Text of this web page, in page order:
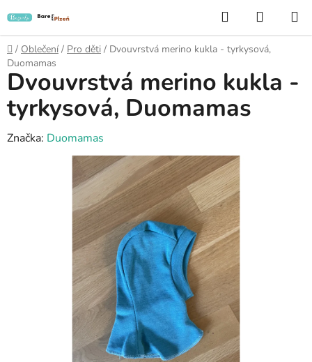
na
obsah
Hledat
KOŠÍK
Domů
/ Oblečení / Pro děti / Dvouvrstvá merino kukla - tyrkysová,
Duomamas
Dvouvrstvá merino kukla -
tyrkysová, Duomamas
Značka: Duomamas